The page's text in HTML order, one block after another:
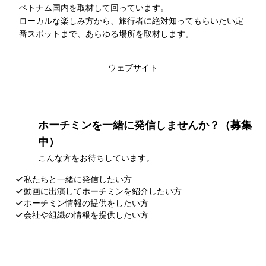
ベトナム国内を取材して回っています。
ローカルな楽しみ方から、旅行者に絶対知ってもらいたい定
番スポットまで、あらゆる場所を取材します。
ウェブサイト
ホーチミンを一緒に発信しませんか？（募集
中）
こんな方をお待ちしています。
私たちと一緒に発信したい方
動画に出演してホーチミンを紹介したい方
ホーチミン情報の提供をしたい方
会社や組織の情報を提供したい方